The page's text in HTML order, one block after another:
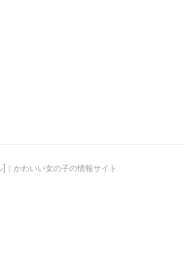
｜かわいい女の子の情報サイト